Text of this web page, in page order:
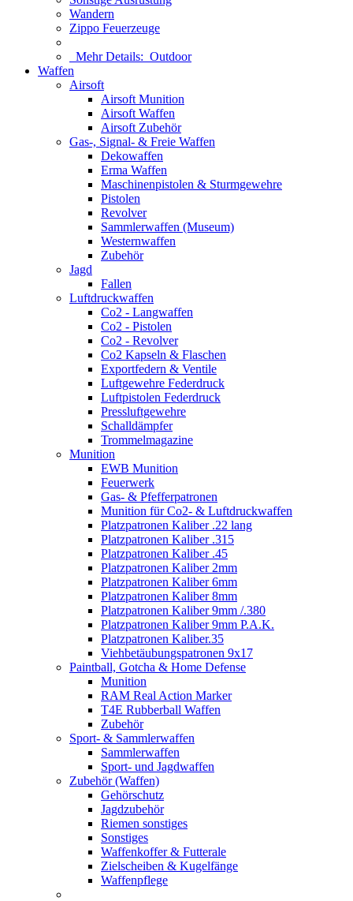
Wandern
Zippo Feuerzeuge
Mehr Details: Outdoor
Waffen
Airsoft
Airsoft Munition
Airsoft Waffen
Airsoft Zubehör
Gas-, Signal- & Freie Waffen
Dekowaffen
Erma Waffen
Maschinenpistolen & Sturmgewehre
Pistolen
Revolver
Sammlerwaffen (Museum)
Westernwaffen
Zubehör
Jagd
Fallen
Luftdruckwaffen
Co2 - Langwaffen
Co2 - Pistolen
Co2 - Revolver
Co2 Kapseln & Flaschen
Exportfedern & Ventile
Luftgewehre Federdruck
Luftpistolen Federdruck
Pressluftgewehre
Schalldämpfer
Trommelmagazine
Munition
EWB Munition
Feuerwerk
Gas- & Pfefferpatronen
Munition für Co2- & Luftdruckwaffen
Platzpatronen Kaliber .22 lang
Platzpatronen Kaliber .315
Platzpatronen Kaliber .45
Platzpatronen Kaliber 2mm
Platzpatronen Kaliber 6mm
Platzpatronen Kaliber 8mm
Platzpatronen Kaliber 9mm /.380
Platzpatronen Kaliber 9mm P.A.K.
Platzpatronen Kaliber.35
Viehbetäubungspatronen 9x17
Paintball, Gotcha & Home Defense
Munition
RAM Real Action Marker
T4E Rubberball Waffen
Zubehör
Sport- & Sammlerwaffen
Sammlerwaffen
Sport- und Jagdwaffen
Zubehör (Waffen)
Gehörschutz
Jagdzubehör
Riemen sonstiges
Sonstiges
Waffenkoffer & Futterale
Zielscheiben & Kugelfänge
Waffenpflege